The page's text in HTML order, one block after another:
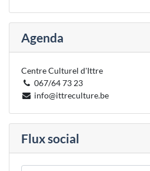
Agenda
Centre Culturel d'Ittre
067/64 73 23
info@ittreculture.be
Flux social